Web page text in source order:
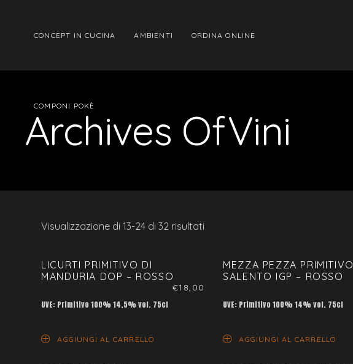
CONCEPT IN CUCINA AMBIENTI ORDINA ONLINE
COMPONI POKÈ
Archives OfVini
Visualizzazione di 13-24 di 32 risultati
LICURTI PRIMITIVO DI
MANDURIA DOP – ROSSO
€18,00
UVE: Primitivo 100% 14,5% vol. 75cl
AGGIUNGI AL CARRELLO
MEZZA PEZZA PRIMITIVO
SALENTO IGP – ROSSO
UVE: Primitivo 100% 14% vol. 75cl
AGGIUNGI AL CARRELLO